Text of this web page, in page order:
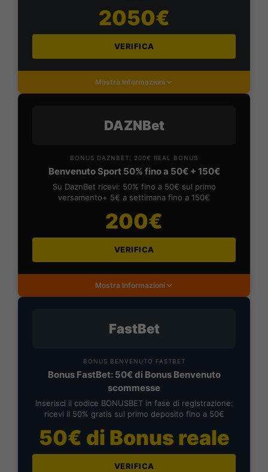
2050€
VERIFICA
Mostra Informazioni
DAZNBet
BONUS DAZNBET: 200€ REAL BONUS
Benvenuto Sport 50% fino a 50€ + 150€
Su DaznBet ricevi: 50% fino a 50€ sul primo
versamento+ 5€ a settimana fino a 150€
200€
VERIFICA
Mostra Informazioni
FastBet
BONUS BENVENUTO FASTBET
Bonus FastBet: 50€ di Bonus Benvenuto
scommesse
Inserisci il codice BONUSBET in fase di registrazione:
ricevi il 50% gratis sul primo deposito fino a 50€
50€ di Bonus reale
VERIFICA